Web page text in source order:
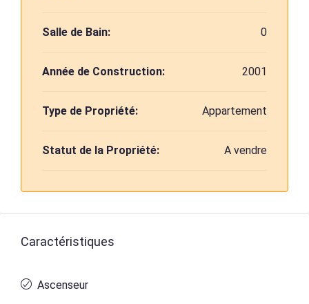
Salle de Bain: 0
Année de Construction: 2001
Type de Propriété: Appartement
Statut de la Propriété: A vendre
Caractéristiques
Ascenseur